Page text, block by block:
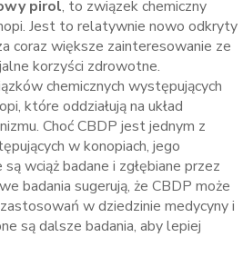
pirol, to związek chemiczny
Jest to relatywnie nowo odkryty
coraz większe zainteresowanie ze
korzyści zdrowotne.
chemicznych występujących
które oddziałują na układ
Choć CBDP jest jednym z
w konopiach, jego
wciąż badane i zgłębiane przez
badania sugerują, że CBDP może
w dziedzinie medycyny i
są dalsze badania, aby lepiej